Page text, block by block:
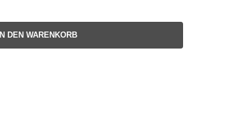
IN DEN WARENKORB